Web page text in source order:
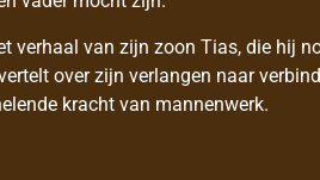
verhaal van zijn zoon Tias, die hij
over zijn verlangen naar
kracht van mannenwerk.